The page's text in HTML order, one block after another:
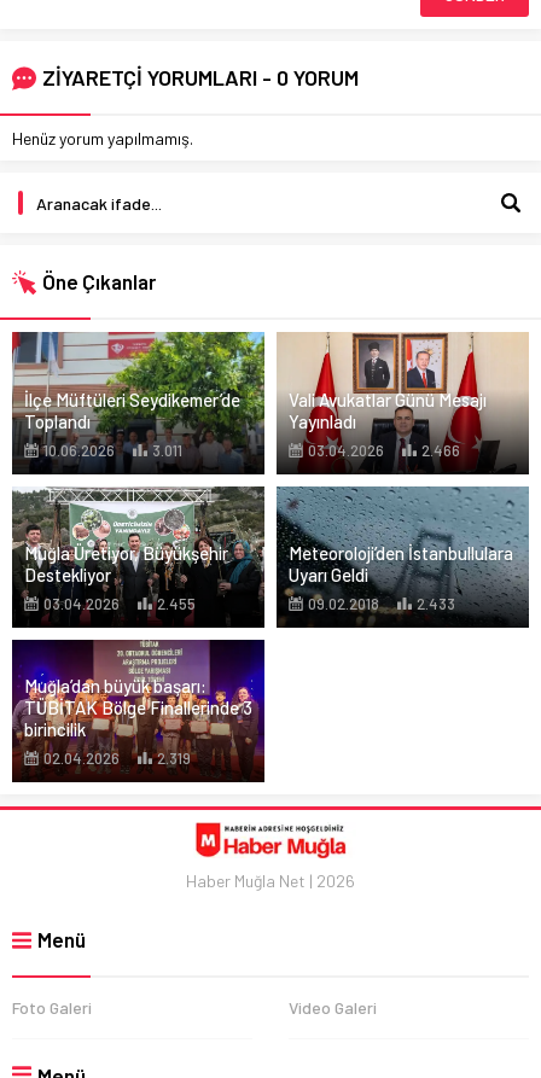
ZİYARETÇİ YORUMLARI - 0 YORUM
Henüz yorum yapılmamış.
Öne Çıkanlar
İlçe Müftüleri Seydikemer’de
Toplandı
10.06.2026 3.011
Vali Avukatlar Günü Mesajı
Yayınladı
03.04.2026 2.466
Muğla Üretiyor, Büyükşehir
Destekliyor
03.04.2026 2.455
Meteoroloji’den İstanbullulara
Uyarı Geldi
09.02.2018 2.433
Muğla’dan büyük başarı:
TÜBİTAK Bölge Finallerinde 3
birincilik
02.04.2026 2.319
Haber Muğla Net | 2026
Menü
Foto Galeri Video Galeri